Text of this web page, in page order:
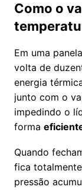
Como o
Em uma
volta de
energia
junto com o
impedindo o
forma
Quando
fica
pressão